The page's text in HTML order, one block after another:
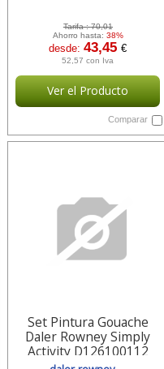
Tarifa :70,01
Ahorro hasta: 38%
desde:43,45€
52,57 con Iva
Ver el Producto
Comparar
Set Pintura Gouache
Daler Rowney Simply
Activity D126100112